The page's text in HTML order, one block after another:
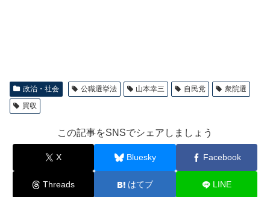
政治・社会 公職選挙法 山本幸三 自民党
衆院選
買収
この記事をSNSでシェアしましょう
X Bluesky Facebook
Threads はてブ LINE